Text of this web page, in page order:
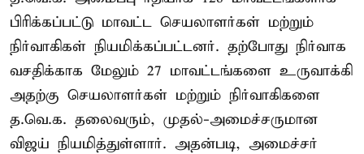
பிரிக்கப்பட்டு மாவட்ட செயலாளர்கள் மற்றும்
நிர்வாகிகள் நியமிக்கப்பட்டனர். தற்போது நிர்வாக
வசதிக்காக மேலும் 27 மாவட்டங்களை உருவாக்கி
அதற்கு செயலாளர்கள் மற்றும் நிர்வாகிகளை
த.வெ.க. தலைவரும், முதல்-அமைச்சருமான
விஜய் நியமித்துள்ளார். அதன்படி, அமைச்சர்